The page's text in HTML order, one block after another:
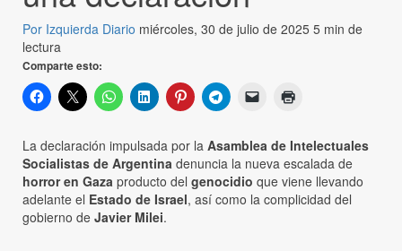
Por Izquierda Diario miércoles, 30 de julio de 2025 5 min de
lectura
Comparte esto:
La declaración impulsada por la Asamblea de Intelectuales
Socialistas de Argentina denuncia la nueva escalada de
horror en Gaza producto del genocidio que viene llevando
adelante el Estado de Israel, así como la complicidad del
gobierno de Javier Milei.